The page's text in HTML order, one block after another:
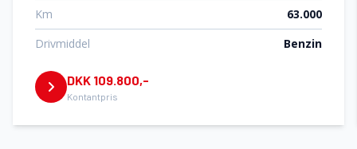
Km
63.000
Drivmiddel
Benzin
DKK 109.800,-
Kontantpris